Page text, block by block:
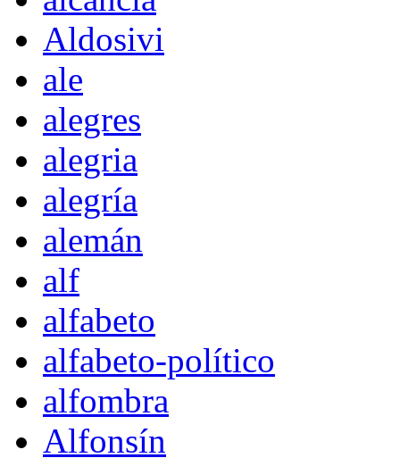
Aldosivi
ale
alegres
alegria
alegría
alemán
alf
alfabeto
alfabeto-político
alfombra
Alfonsín